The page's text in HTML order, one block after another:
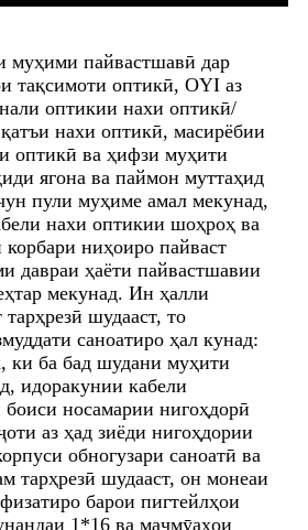
муҳими пайвастшавӣ дар
тақсимоти оптикӣ, OYI аз
оптикии нахи оптикӣ/
нахи оптикӣ, масирёбии
оптикӣ ва ҳифзи муҳити
ягона ва паймон муттаҳид
пули муҳиме амал мекунад,
нахи оптикии шоҳроҳ ва
корбари ниҳоиро пайваст
давраи ҳаёти пайвастшавии
мекунад. Ин ҳалли
тарҳрезӣ шудааст, то
саноатиро ҳал кунад:
ки ба бад шудани муҳити
идоракунии кабели
боиси носамарии нигоҳдорӣ
аз ҳад зиёди нигоҳдории
обногузари саноатӣ ва
тарҳрезӣ шудааст, он монеаи
барои пигтейлҳои
1*16 ва маҷмӯаҳои